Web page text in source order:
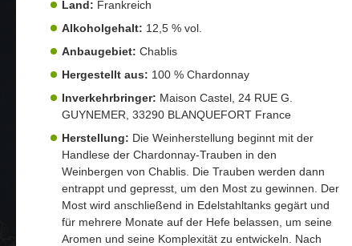
Land: Frankreich
Alkoholgehalt: 12,5 % vol.
Anbaugebiet: Chablis
Hergestellt aus: 100 % Chardonnay
Inverkehrbringer: Maison Castel, 24 RUE G.
GUYNEMER, 33290 BLANQUEFORT France
Herstellung: Die Weinherstellung beginnt mit der
Handlese der Chardonnay-Trauben in den
Weinbergen von Chablis. Die Trauben werden dann
entrappt und gepresst, um den Most zu gewinnen. Der
Most wird anschließend in Edelstahltanks gegärt und
für mehrere Monate auf der Hefe belassen, um seine
Aromen und seine Komplexität zu entwickeln. Nach